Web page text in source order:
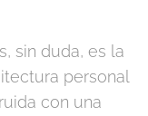
sin duda, es la
personal
con una